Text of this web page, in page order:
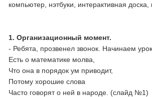
компьютер, нэтбуки, интерактивная
1. Организационный момент.
- Ребята, прозвенел звонок. Начинаем
Есть о математике молва,
Что она в порядок ум приводит,
Потому хорошие слова
Часто говорят о ней в народе. (слайд №1)